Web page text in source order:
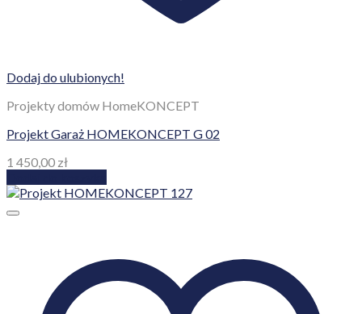
Dodaj do ulubionych!
Projekty domów HomeKONCEPT
Projekt Garaż HOMEKONCEPT G 02
1 450,00 zł